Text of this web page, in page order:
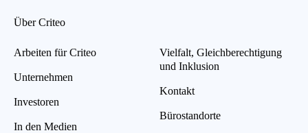
Über Criteo
Arbeiten für Criteo
Unternehmen
Investoren
In den Medien
Vielfalt, Gleichberechtigung
und Inklusion
Kontakt
Bürostandorte